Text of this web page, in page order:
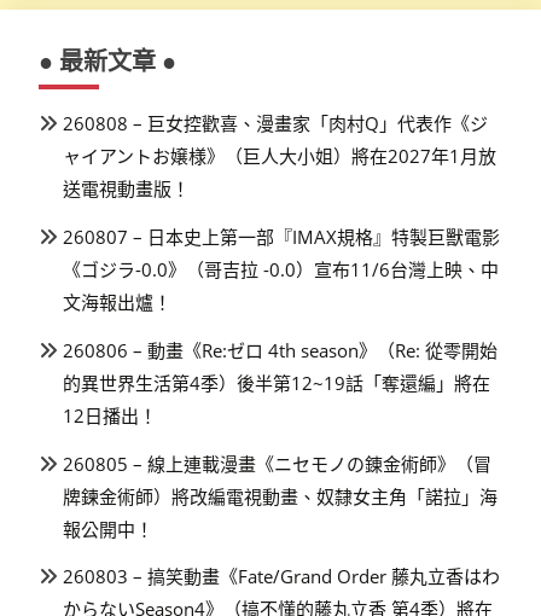
● 最新文章 ●
260808 – 巨女控歡喜、漫畫家「肉村Q」代表作《ジ
ャイアントお嬢様》（巨人大小姐）將在2027年1月放
送電視動畫版！
260807 – 日本史上第一部『IMAX規格』特製巨獸電影
《ゴジラ-0.0》（哥吉拉 -0.0）宣布11/6台灣上映、中
文海報出爐！
260806 – 動畫《Re:ゼロ 4th season》（Re: 從零開始
的異世界生活第4季）後半第12~19話「奪還編」將在
12日播出！
260805 – 線上連載漫畫《ニセモノの錬金術師》（冒
牌鍊金術師）將改編電視動畫、奴隸女主角「諾拉」海
報公開中！
260803 – 搞笑動畫《Fate/Grand Order 藤丸立香はわ
からないSeason4》（搞不懂的藤丸立香 第4季）將在